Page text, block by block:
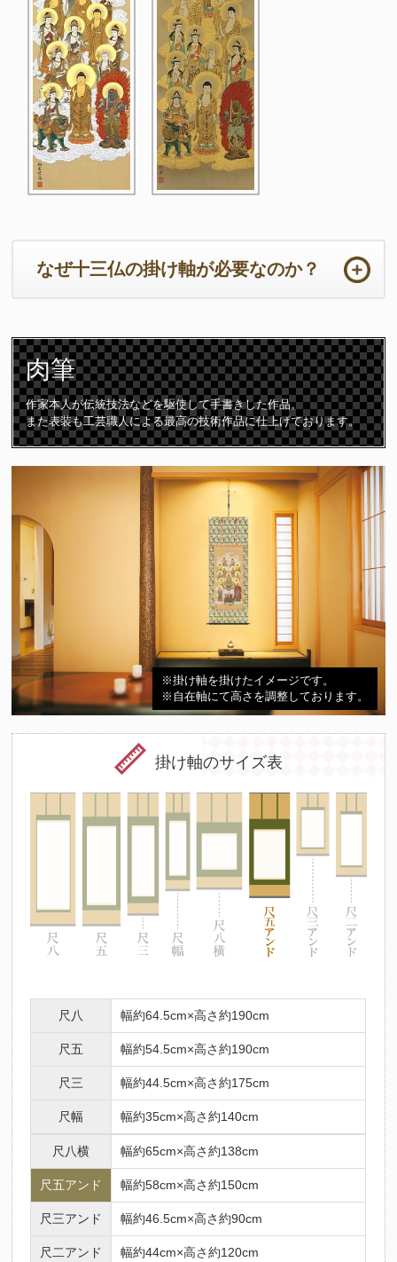
なぜ十三仏の掛け軸が必要なのか？
かと存じます。法要の本来の目的において重要なのは供養するため
のご住職の読経や仏壇です。仏壇周りは一番大切な所となります。
ご住職はじめ参列者が注目される場所となりますので仏壇仏具や床
の間の掛け軸は特に配慮が必要となります。
十三仏の掛け軸は初七日から三十三回忌までの合計「十三回の追善
供養」をつかさどる守護仏です。故人は十三の仏様に見守られなが
ら極楽浄土に導かれて成仏すると言われています。
仏名
初七日 不動明王 ふどうみょうおう
二七日 釈迦如来 しゃかにょらい
五七日 地蔵菩薩じぞうぼさつ
六七日 弥勒菩薩 みろくぼさつ
薬師如来
観世音菩薩かんのんぼさつ
一周忌 勢至菩薩せいしぼさつ
三回忌 阿弥陀如来あみだにょらい
七回忌 阿閃如来 あしゅくにょらい
十三回忌 大日如来だいにちにょらい
三十三回忌 虚空蔵菩薩
肉筆
作家本人が伝統技法などを駆使して手書きした作品。
また表装も工芸職人による最高の技術作品に仕上げております。
※掛け軸を掛けたイメージです。
※自在軸にて高さを調整しております。
掛け軸のサイズ表
尺八 幅約64.5cm×高さ約190cm
尺五 幅約54.5cm×高さ約190cm
尺三 幅約44.5cm×高さ約175cm
尺幅 幅約35cm×高さ約140cm
尺八横 幅約65cm×高さ約138cm
尺五アンド 幅約58cm×高さ約150cm
尺三アンド 幅約46.5cm×高さ約90cm
尺二アンド 幅約44cm×高さ約120cm